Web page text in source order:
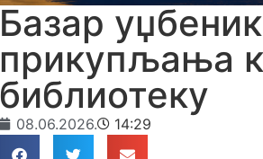
Базар
прикупљања
библиотеку
08.06.2026. 14:29